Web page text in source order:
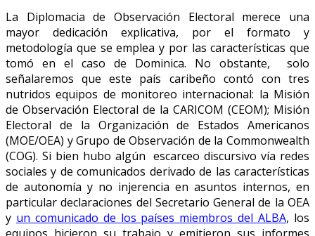
La Diplomacia de Observación Electoral merece una
mayor dedicación explicativa, por el formato y
metodología que se emplea y por las características que
tomó en el caso de Dominica. No obstante, solo
señalaremos que este país caribeño contó con tres
nutridos equipos de monitoreo internacional: la Misión
de Observación Electoral de la CARICOM (CEOM); Misión
Electoral de la Organización de Estados Americanos
(MOE/OEA) y Grupo de Observación de la Commonwealth
(COG). Si bien hubo algún escarceo discursivo vía redes
sociales y de comunicados derivado de las características
de autonomía y no injerencia en asuntos internos, en
particular declaraciones del Secretario General de la OEA
y un comunicado de los países miembros del ALBA, los